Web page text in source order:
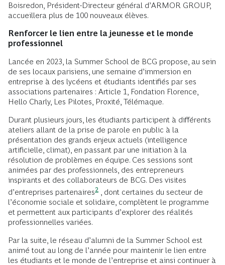
Boisredon, Président-Directeur général d’ARMOR GROUP,
accueillera plus de 100 nouveaux élèves.
Renforcer le lien entre la jeunesse et le monde
professionnel
Lancée en 2023, la Summer School de BCG propose, au sein
de ses locaux parisiens, une semaine d’immersion en
entreprise à des lycéens et étudiants identifiés par ses
associations partenaires : Article 1, Fondation Florence,
Hello Charly, Les Pilotes, Proxité, Télémaque.
Durant plusieurs jours, les étudiants participent à différents
ateliers allant de la prise de parole en public à la
présentation des grands enjeux actuels (intelligence
artificielle, climat), en passant par une initiation à la
résolution de problèmes en équipe. Ces sessions sont
animées par des professionnels, des entrepreneurs
inspirants et des collaborateurs de BCG. Des visites
d’entreprises partenaires2
, dont certaines du secteur de
l’économie sociale et solidaire, complètent le programme
et permettent aux participants d’explorer des réalités
professionnelles variées.
Par la suite, le réseau d’alumni de la Summer School est
animé tout au long de l’année pour maintenir le lien entre
les étudiants et le monde de l’entreprise et ainsi continuer à